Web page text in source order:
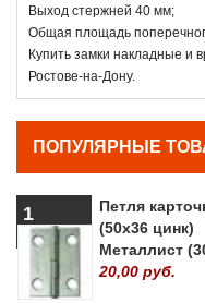
Выход стержней 40 мм;
Общая площадь
Купить замки накладные и
Ростове-на-Дону.
ПОПУЛЯРНЫЕ
1
Петля
(50х36 цинк)
Металлист
20,00 руб.